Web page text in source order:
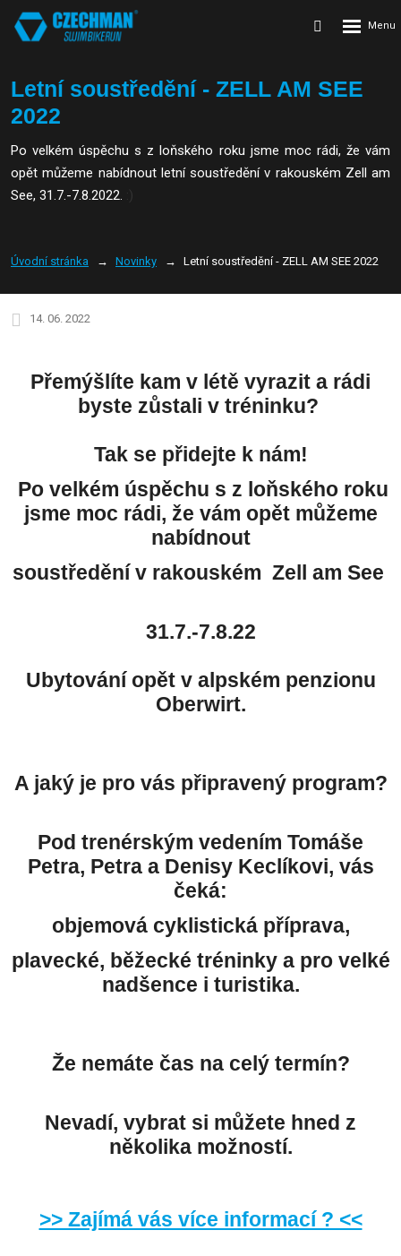
Vyhledávání
Rozbalení
Letní soustředění - ZELL AM SEE
2022
Po velkém úspěchu s z loňského roku jsme moc rádi, že vám
opět můžeme nabídnout letní soustředění v rakouském Zell am
See, 31.7.-7.8.2022.
:)
Úvodní stránka Novinky Letní soustředění - ZELL AM SEE 2022
14. 06. 2022
Přemýšlíte kam v létě vyrazit a rádi
byste zůstali v tréninku?
Tak se přidejte k nám!
Po velkém úspěchu s z loňského roku
jsme moc rádi, že vám opět můžeme
nabídnout
soustředění v rakouském Zell am See
31.7.-7.8.22
Ubytování opět v alpském penzionu
Oberwirt.
A jaký je pro vás připravený program?
Pod trenérským vedením Tomáše
Petra, Petra a Denisy Keclíkovi, vás
čeká:
objemová cyklistická příprava,
plavecké, běžecké tréninky a pro velké
nadšence i turistika.
Že nemáte čas na celý termín?
Nevadí, vybrat si můžete hned z
několika možností.
>> Zajímá vás více informací ? <<